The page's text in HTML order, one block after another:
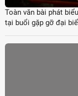
Toàn văn bài phát
tại buổi gặp gỡ đại